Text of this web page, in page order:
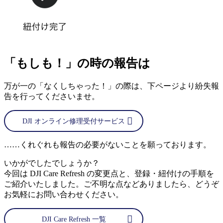
「もしも！」の時の報告は
万が一の「なくしちゃった！」の際は、下ページより紛失報
告を行ってくださいませ。
DJI オンライン修理受付サービス
……くれぐれも報告の必要がないことを願っております。
いかがでしたでしょうか？
今回は DJI Care Refresh の変更点と、登録・紐付けの手順を
ご紹介いたしました。ご不明な点などありましたら、どうぞ
お気軽にお問い合わせください。
DJI Care Refresh 一覧